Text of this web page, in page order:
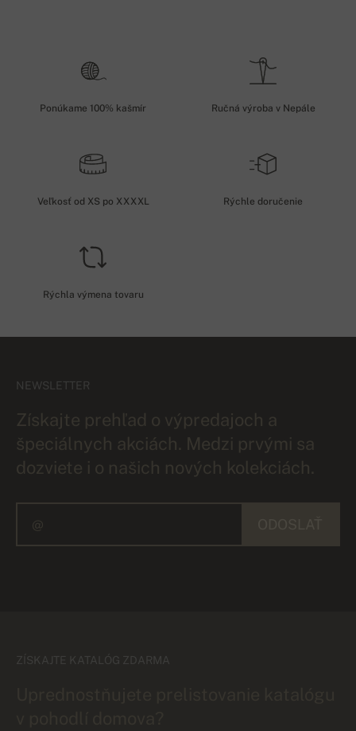
Ponúkame 100% kašmír Ručná výroba v Nepále
Veľkosť od XS po XXXXL Rýchle doručenie
Rýchla výmena tovaru
NEWSLETTER
Získajte prehľad o výpredajoch a
špeciálnych akciách. Medzi prvými sa
dozviete i o našich nových kolekciách.
ZÍSKAJTE KATALÓG ZDARMA